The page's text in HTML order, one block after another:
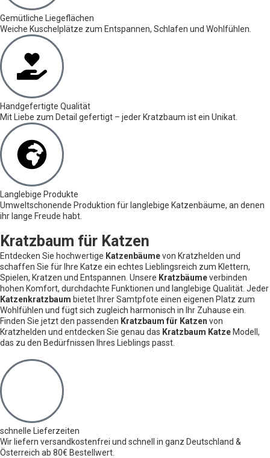
Gemütliche Liegeflächen
Weiche Kuschelplätze zum Entspannen, Schlafen und Wohlfühlen.
Handgefertigte Qualität
Mit Liebe zum Detail gefertigt – jeder Kratzbaum ist ein Unikat.
Langlebige Produkte
Umweltschonende Produktion für langlebige Katzenbäume, an denen
ihr lange Freude habt.
Kratzbaum für Katzen
Entdecken Sie hochwertige Katzenbäumevon Kratzhelden und
schaffen Sie für Ihre Katze ein echtes Lieblingsreich zum Klettern,
Spielen, Kratzen und Entspannen. Unsere Kratzbäumeverbinden
hohen Komfort, durchdachte Funktionen und langlebige Qualität. Jeder
Katzenkratzbaum bietet Ihrer Samtpfote einen eigenen Platz zum
Wohlfühlen und fügt sich zugleich harmonisch in Ihr Zuhause ein.
Finden Sie jetzt den passenden Kratzbaum für Katzen von
Kratzhelden und entdecken Sie genau das Kratzbaum KatzeModell,
das zu den Bedürfnissen Ihres Lieblings passt.
schnelle Lieferzeiten
Wir liefern versandkostenfrei und schnell in ganz Deutschland &
Österreich ab 80€ Bestellwert.